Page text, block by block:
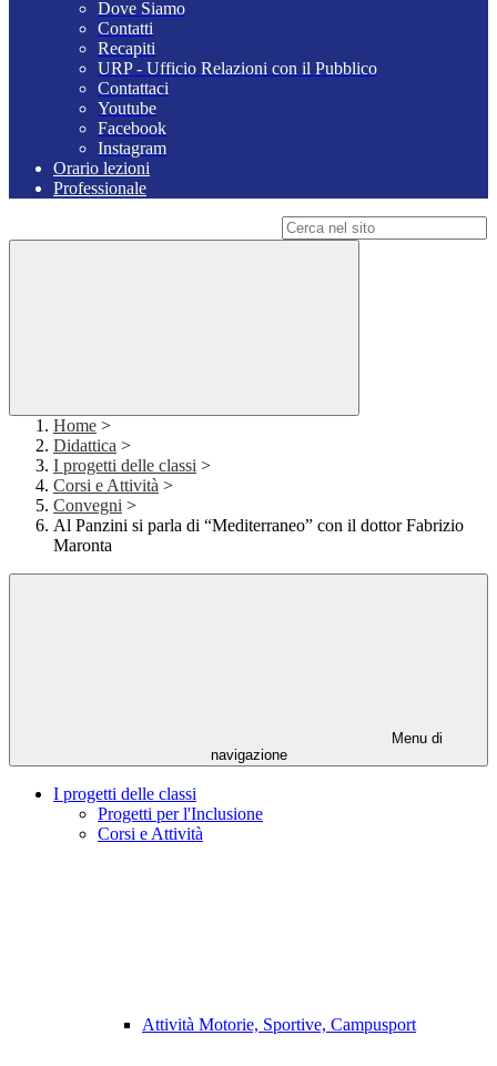
Dove Siamo
Contatti
Recapiti
URP - Ufficio Relazioni con il Pubblico
Contattaci
Youtube
Facebook
Instagram
Orario lezioni
Professionale
Home >
Didattica >
I progetti delle classi >
Corsi e Attività >
Convegni >
Al Panzini si parla di “Mediterraneo” con il dottor Fabrizio
Maronta
Menu di
navigazione
I progetti delle classi
Progetti per l'Inclusione
Corsi e Attività
Attività Motorie, Sportive, Campusport